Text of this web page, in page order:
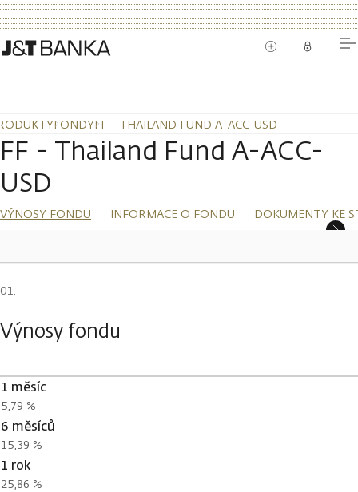
FONDYFF - THAILAND FUND A-ACC-USD
FF - Thailand Fund A-ACC-
USD
VÝNOSY FONDU INFORMACE O FONDU DOKUMENTY KE
Výnosy fondu
1 měsíc
5,79 %
6 měsíců
15,39 %
1 rok
25,86 %